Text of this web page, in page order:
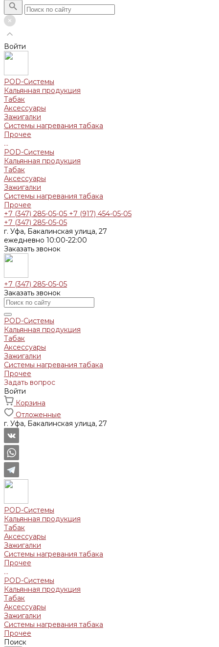
Войти
POD-Системы
Кальянная продукция
Табак
Аксессуары
Зажигалки
Системы нагревания табака
Прочее
...
POD-Системы
Кальянная продукция
Табак
Аксессуары
Зажигалки
Системы нагревания табака
Прочее
+7 (347) 285-05-05 +7 (917) 454-05-05
+7 (347) 285-05-05
г. Уфа, Бакалинская улица, 27
ежедневно 10:00-22:00
Заказать звонок
+7 (347) 285-05-05
Заказать звонок
POD-Системы
Кальянная продукция
Табак
Аксессуары
Зажигалки
Системы нагревания табака
Прочее
Задать вопрос
Войти
Корзина
Отложенные
г. Уфа, Бакалинская улица, 27
POD-Системы
Кальянная продукция
Табак
Аксессуары
Зажигалки
Системы нагревания табака
Прочее
...
POD-Системы
Кальянная продукция
Табак
Аксессуары
Зажигалки
Системы нагревания табака
Прочее
Поиск